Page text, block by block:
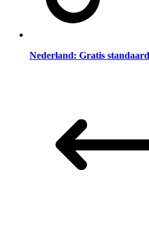
Nederland: Gratis